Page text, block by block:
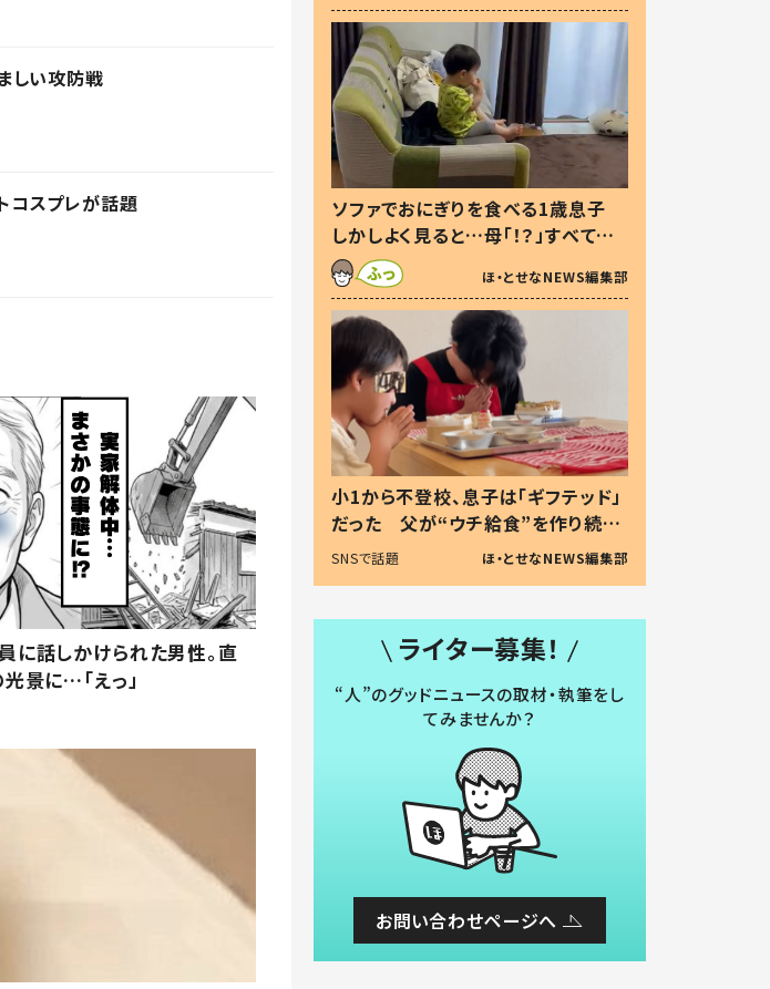
しい攻防戦
コスプレが話題
話しかけられた男性。直
景に…「えっ」
ソファでおにぎりを食べる1歳息子
しかしよく見ると…母「！？」すべてを
察した母の投稿に「可愛いから許
す！」「現行犯〜」
ほ・とせなNEWS編集部
小1から不登校、息子は「ギフテッド」
だった 父が“ウチ給食”を作り続け
る理由とは #令和の親 #令和の子
SNSで話題 ほ・とせなNEWS編集部
ライター募集！
“人”のグッドニュースの取材・執筆をし
てみませんか？
お問い合わせページへ